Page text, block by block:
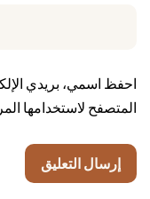
احفظ اسمي، بريدي
المتصفح لاستخدامها